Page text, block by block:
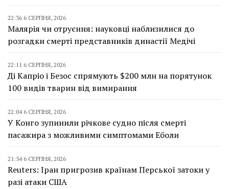
22:36 6 СЕРПНЯ, 2026
Малярія чи отруєння: науковці наблизилися до
розгадки смерті представників династії Медічі
22:11 6 СЕРПНЯ, 2026
Ді Капріо і Безос спрямують $200 млн на порятунок
100 видів тварин від вимирання
22:04 6 СЕРПНЯ, 2026
У Конго зупинили річкове судно після смерті
пасажира з можливими симптомами Еболи
21:54 6 СЕРПНЯ, 2026
Reuters: Іран пригрозив країнам Перської затоки у
разі атаки США